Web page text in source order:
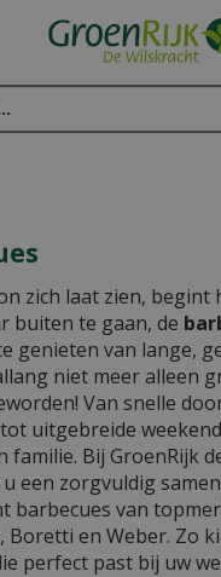
zich laat zien, begint
buiten te gaan, de
genieten van lange,
niet meer alleen
Van snelle
uitgebreide
familie. Bij GroenRijk
een zorgvuldig
barbecues van
Boretti en Weber. Zo
perfect past bij uw